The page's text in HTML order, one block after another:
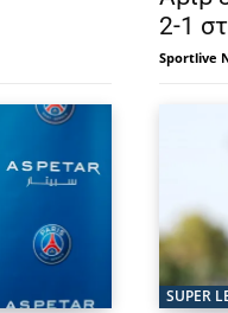
2-1
Sportlive
SUPER